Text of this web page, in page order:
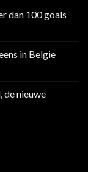
dan 100 goals
in Belgie
de nieuwe